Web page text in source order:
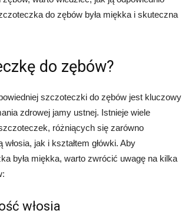
do zębów była miękka i skuteczna
do zębów?
szczoteczki do zębów jest kluczowy
zdrowej jamy ustnej. Istnieje wiele
różniących się zarówno
włosia, jak i kształtem główki. Aby
była miękka, warto zwrócić uwagę na kilka
włosia